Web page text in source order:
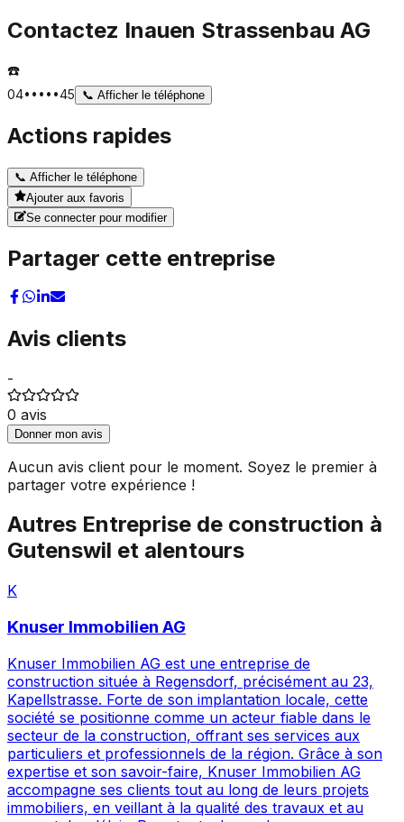
Contactez Inauen Strassenbau AG
☎️
04•••••45 📞 Afficher le téléphone
Actions rapides
📞 Afficher le téléphone
Ajouter aux favoris
Se connecter pour modifier
Partager cette entreprise
Avis clients
-
0 avis
Donner mon avis
Aucun avis client pour le moment. Soyez le premier à
partager votre expérience !
Autres Entreprise de construction à
Gutenswil et alentours
K
Knuser Immobilien AG
Knuser Immobilien AG est une entreprise de
construction située à Regensdorf, précisément au 23,
Kapellstrasse. Forte de son implantation locale, cette
société se positionne comme un acteur fiable dans le
secteur de la construction, offrant ses services aux
particuliers et professionnels de la région. Grâce à son
expertise et son savoir-faire, Knuser Immobilien AG
accompagne ses clients tout au long de leurs projets
immobiliers, en veillant à la qualité des travaux et au